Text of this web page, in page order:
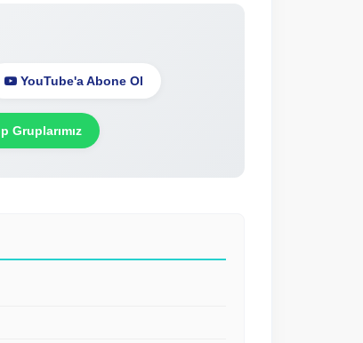
YouTube'a Abone Ol
Gruplarımız